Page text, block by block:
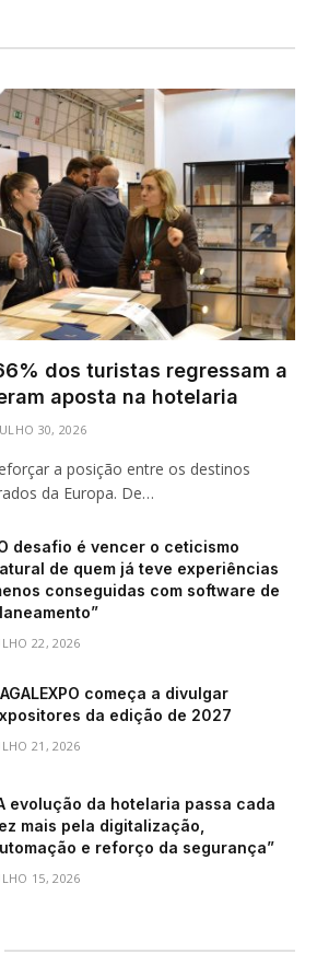
66% dos turistas regressam a
aposta na hotelaria
30, 2026
a posição entre os destinos
da Europa. De…
desafio é vencer o ceticismo
de quem já teve experiências
conseguidas com software de
22, 2026
começa a divulgar
da edição de 2027
21, 2026
evolução da hotelaria passa cada
mais pela digitalização,
e reforço da segurança”
15, 2026